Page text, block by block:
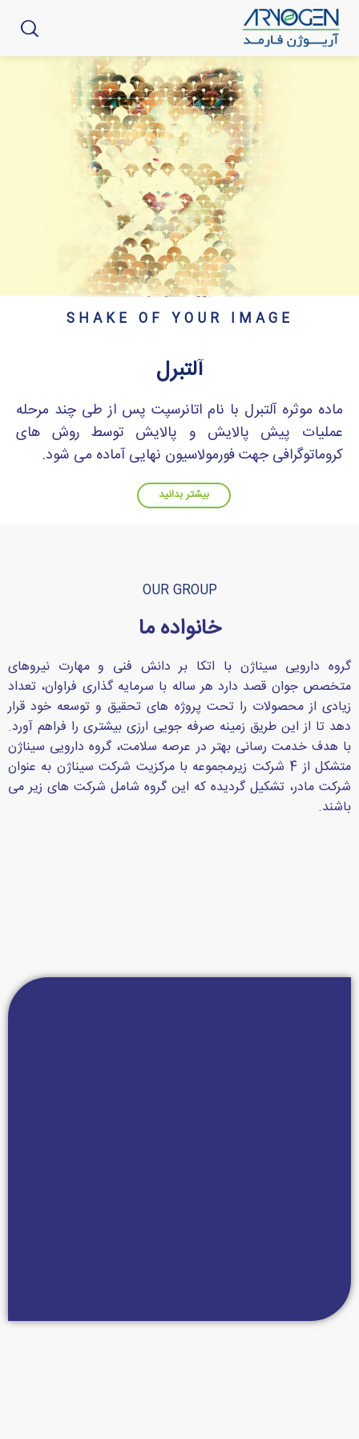
SHAKE OF YOUR IMAGE
آلتبرل
ماده موثره آلتبرل با نام اتانرسپت پس از طی چند مرحله
عملیات پیش پالایش و پالایش توسط روش های
کروماتوگرافی جهت فورمولاسیون نهایی آماده می شود.
بیشتر بدانید
OUR GROUP
خانواده ما
گروه دارویی سیناژن با اتکا بر دانش فنی و مهارت نیروهای
متخصص جوان قصد دارد هر ساله با سرمایه گذاری فراوان، تعداد
زیادی از محصولات را تحت پروژه های تحقیق و توسعه خود قرار
دهد تا از این طریق زمینه صرفه جویی ارزی بیشتری را فراهم آورد.
با هدف خدمت رسانی بهتر در عرصه سلامت، گروه دارویی سیناژن
متشکل از 4 شرکت زیرمجموعه با مرکزیت شرکت سیناژن به عنوان
شرکت مادر، تشکیل گردیده که این گروه شامل شرکت های زیر می
باشند.